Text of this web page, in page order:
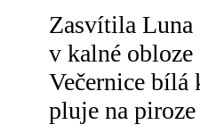
Zasvítila Luna
v kalné obloze
Večernice bílá
pluje na piroze